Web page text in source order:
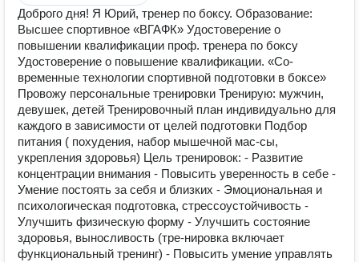
Доброго дня! Я Юрий, тренер по боксу. Образование:
Высшее спортивное «ВГАФК» Удостоверение о
повышении квалификации проф. тренера по боксу
Удостоверение о повышение квалификации. «Со-
временные технологии спортивной подготовки в боксе»
Провожу персональные тренировки Тренирую: мужчин,
девушек, детей Тренировочный план индивидуально для
каждого в зависимости от целей подготовки Подбор
питания ( похудения, набор мышечной мас-сы,
укрепления здоровья) Цель тренировок: - Развитие
концентрации внимания - Повысить уверенность в себе -
Умение постоять за себя и близких - Эмоциональная и
психологическая подготовка, стрессоустойчивость -
Улучшить физическую форму - Улучшить состояние
здоровья, выносливость (тре-нировка включает
функциональный тренинг) - Повысить умение управлять